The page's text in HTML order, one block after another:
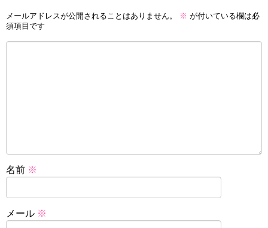
メールアドレスが公開されることはありません。 ※ が付いている欄は必
須項目です
名前 ※
メール ※